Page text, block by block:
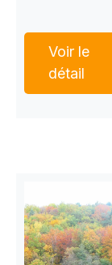
Voir le
détail